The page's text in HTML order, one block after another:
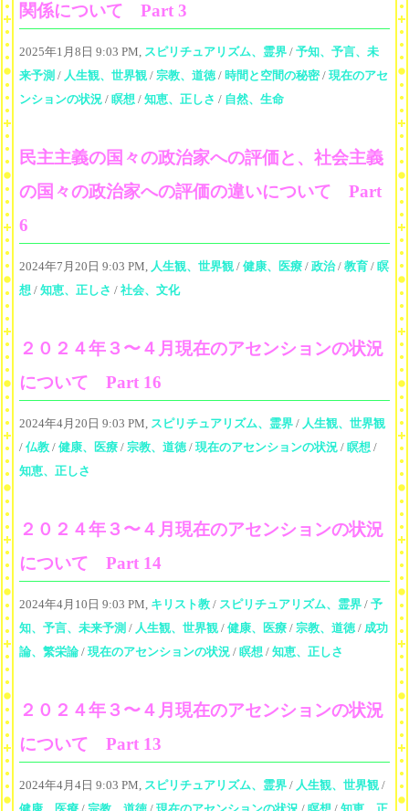
関係について Part 3
2025年1月8日 9:03 PM, スピリチュアリズム、霊界 / 予知、予言、未
来予測 / 人生観、世界観 / 宗教、道徳/ 時間と空間の秘密/ 現在のアセ
ンションの状況 / 瞑想 / 知恵、正しさ / 自然、生命
民主主義の国々の政治家への評価と、社会主義
の国々の政治家への評価の違いについて Part
6
2024年7月20日 9:03 PM, 人生観、世界観 / 健康、医療 / 政治/ 教育 / 瞑
想 / 知恵、正しさ / 社会、文化
２０２４年３〜４月現在のアセンションの状況
について Part 16
2024年4月20日 9:03 PM, スピリチュアリズム、霊界 / 人生観、世界観
/ 仏教 / 健康、医療 / 宗教、道徳/ 現在のアセンションの状況 / 瞑想 /
知恵、正しさ
２０２４年３〜４月現在のアセンションの状況
について Part 14
2024年4月10日 9:03 PM, キリスト教 / スピリチュアリズム、霊界 / 予
知、予言、未来予測 / 人生観、世界観 / 健康、医療 / 宗教、道徳/ 成功
論、繁栄論 / 現在のアセンションの状況 / 瞑想 / 知恵、正しさ
２０２４年３〜４月現在のアセンションの状況
について Part 13
2024年4月4日 9:03 PM, スピリチュアリズム、霊界 / 人生観、世界観 /